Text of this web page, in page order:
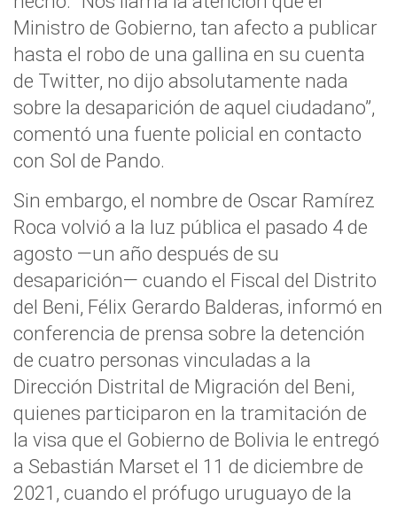
Ministro de Gobierno, tan afecto a publicar
hasta el robo de una gallina en su cuenta
de Twitter, no dijo absolutamente nada
sobre la desaparición de aquel ciudadano”,
comentó una fuente policial en contacto
con Sol de Pando.
Sin embargo, el nombre de Oscar Ramírez
Roca volvió a la luz pública el pasado 4 de
agosto —un año después de su
desaparición— cuando el Fiscal del Distrito
del Beni, Félix Gerardo Balderas, informó en
conferencia de prensa sobre la detención
de cuatro personas vinculadas a la
Dirección Distrital de Migración del Beni,
quienes participaron en la tramitación de
la visa que el Gobierno de Bolivia le entregó
a Sebastián Marset el 11 de diciembre de
2021, cuando el prófugo uruguayo de la